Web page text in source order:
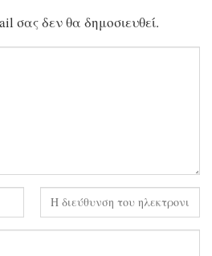
σας δεν θα δημοσιευθεί.